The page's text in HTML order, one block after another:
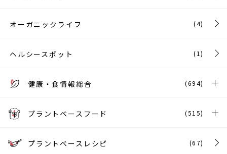
オーガニックライフ (4)
ヘルシースポット (1)
健康・食情報総合 (694)
プラントベースフード (515)
プラントベースレシピ (67)